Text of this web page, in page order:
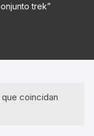
trek”
coincidan